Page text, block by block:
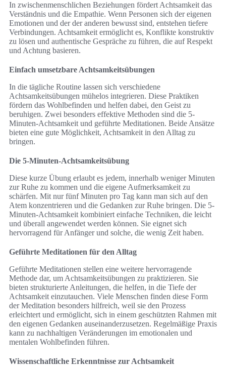
In zwischenmenschlichen Beziehungen fördert Achtsamkeit das
Verständnis und die Empathie. Wenn Personen sich der eigenen
Emotionen und der der anderen bewusst sind, entstehen tiefere
Verbindungen. Achtsamkeit ermöglicht es, Konflikte konstruktiv
zu lösen und authentische Gespräche zu führen, die auf Respekt
und Achtung basieren.
Einfach umsetzbare Achtsamkeitsübungen
In die tägliche Routine lassen sich verschiedene
Achtsamkeitsübungen mühelos integrieren. Diese Praktiken
fördern das Wohlbefinden und helfen dabei, den Geist zu
beruhigen. Zwei besonders effektive Methoden sind die 5-
Minuten-Achtsamkeit und geführte Meditationen. Beide Ansätze
bieten eine gute Möglichkeit, Achtsamkeit in den Alltag zu
bringen.
Die 5-Minuten-Achtsamkeitsübung
Diese kurze Übung erlaubt es jedem, innerhalb weniger Minuten
zur Ruhe zu kommen und die eigene Aufmerksamkeit zu
schärfen. Mit nur fünf Minuten pro Tag kann man sich auf den
Atem konzentrieren und die Gedanken zur Ruhe bringen. Die 5-
Minuten-Achtsamkeit kombiniert einfache Techniken, die leicht
und überall angewendet werden können. Sie eignet sich
hervorragend für Anfänger und solche, die wenig Zeit haben.
Geführte Meditationen für den Alltag
Geführte Meditationen stellen eine weitere hervorragende
Methode dar, um Achtsamkeitsübungen zu praktizieren. Sie
bieten strukturierte Anleitungen, die helfen, in die Tiefe der
Achtsamkeit einzutauchen. Viele Menschen finden diese Form
der Meditation besonders hilfreich, weil sie den Prozess
erleichtert und ermöglicht, sich in einem geschützten Rahmen mit
den eigenen Gedanken auseinanderzusetzen. Regelmäßige Praxis
kann zu nachhaltigen Veränderungen im emotionalen und
mentalen Wohlbefinden führen.
Wissenschaftliche Erkenntnisse zur Achtsamkeit